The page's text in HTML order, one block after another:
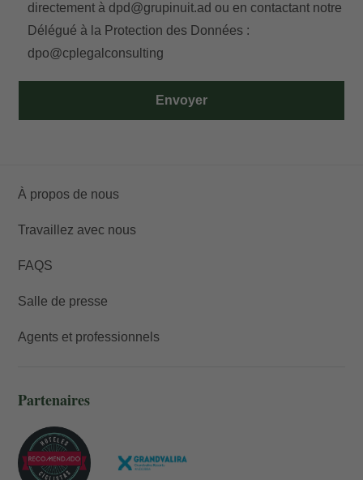
Envoyer
directement àdpd@grupinuit.ad ou en contactant notre
Délégué à la Protection des Données :
dpo@cplegalconsulting
À propos de nous
Travaillez avec nous
FAQS
Salle de presse
Agents et professionnels
Partenaires